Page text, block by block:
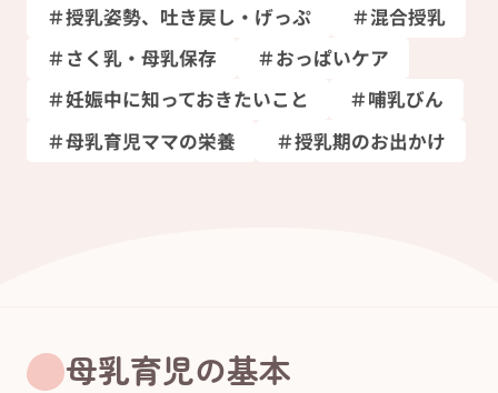
＃授乳姿勢、吐き戻し・げっぷ
＃混合授乳
＃さく乳・母乳保存
＃おっぱいケア
＃妊娠中に知っておきたいこと
＃哺乳びん
＃母乳育児ママの栄養
＃授乳期のお出かけ
母乳育児の基本